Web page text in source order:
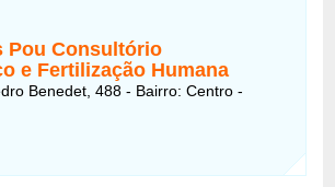
Pou Consultório
e Fertilização Humana
Benedet, 488 - Bairro: Centro -